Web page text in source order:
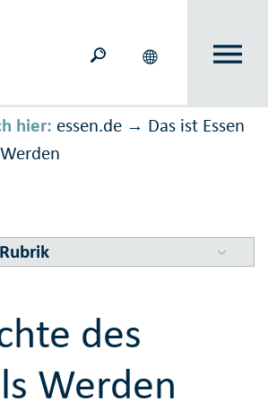
hier: essen.de → Das ist Essen
Werden
des
Werden